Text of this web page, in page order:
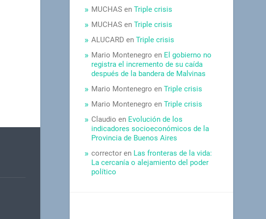
MUCHAS enTriple crisis
MUCHAS enTriple crisis
ALUCARD enTriple crisis
Mario Montenegro en El gobierno no
registra el incremento de su caída
después de la bandera de Malvinas
Mario Montenegro enTriple crisis
Mario Montenegro enTriple crisis
Claudio en Evolución de los
indicadores socioeconómicos de la
Provincia de Buenos Aires
corrector en Las fronteras de la vida:
La cercanía o alejamiento del poder
político